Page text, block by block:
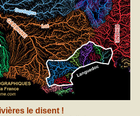
le disent !